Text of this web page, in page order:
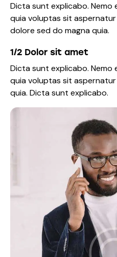
Dicta sunt explicabo. Nemo
quia voluptas sit
dolore sed do magna quia.
1/2 Dolor sit amet
Dicta sunt explicabo. Nemo
quia voluptas sit
quia. Dicta sunt explicabo.